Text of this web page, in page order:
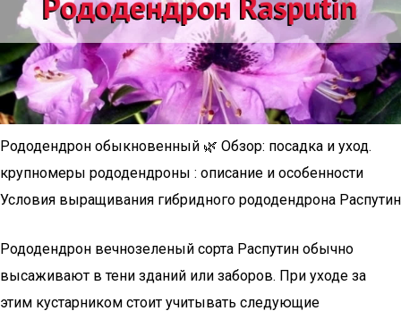
Рододендрон обыкновенный 🌿 Обзор: посадка и уход.
крупномеры рододендроны : описание и особенности
Условия выращивания гибридного рододендрона Распутин
Рододендрон вечнозеленый сорта Распутин обычно
высаживают в тени зданий или заборов. При уходе за
этим кустарником стоит учитывать следующие